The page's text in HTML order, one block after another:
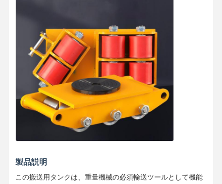
製品説明
この搬送用タンクは、重量機械の必須輸送ツールとして機能